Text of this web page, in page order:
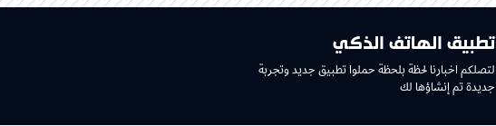
تطبيق الهاتف الذكي
لتصلكم اخبارنا لحظة بلحظة حملوا تطبيق جديد وتجربة
جديدة تم إنشاؤها لك